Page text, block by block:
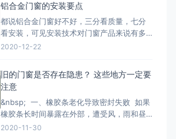
会影响您日后几十年的生活品质。 市面上的
门窗除了常见的木质材料加工制作而成的木
质门窗以外，更为常见的是类似下文
铝合金门窗的安装要点
都说铝合金门窗好不好，三分看质量，七分
看安装，可见安装技术对门窗产品来说有多
重要。下面小编来和大家简单说一下铝合金
定，门窗调整至横平竖直，再将衔接件与墙
体固定，固定办法按规划要求。固定结实后
即可拔去木楔。在门窗框与墙
2020-12-22
旧的门窗是否存在隐患？ 这些地方一定要
注意
&nbsp; 一、橡胶条老化导致密封失败 如果
橡胶条长时间暴露在外部，遭受风，雨和昼
夜温差的影响，劣质的密封条很容易老化并
2020-11-30